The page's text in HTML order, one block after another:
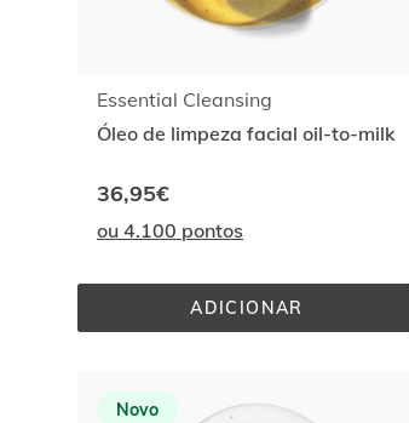
Essential Cleansing
Óleo de limpeza facial oil-to-milk
36,95€
ou 4.100 pontos
ADICIONAR
ESSENTIAL
CLEANSING
Novo